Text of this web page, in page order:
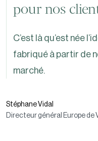
pour nos
C’est là qu’est née
fabriqué à partir de
marché.
Stéphane Vidal
Directeur général Europe de